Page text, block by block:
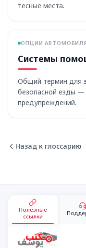
тесные места.
ОПЦИИ АВТОМОБИЛЯ
Системы
Общий термин для
безопасной езды —
предупреждений.
Назад к глоссарию
Полезные
ссылки